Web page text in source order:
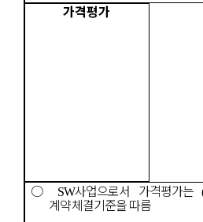
가격평가
○ SW사업으로서 가격평가는
계약체결기준을 따름